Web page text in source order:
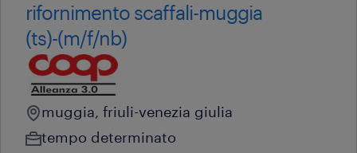
rifornimento scaffali-muggia
(ts)-(m/f/nb)
muggia, friuli-venezia giulia
tempo determinato